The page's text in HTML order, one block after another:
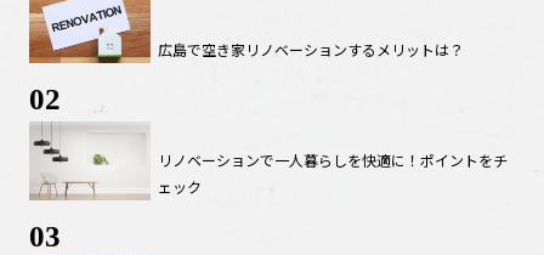
広島で空き家リノベーションするメリットは？
02
リノベーションで一人暮らしを快適に！ポイントをチ
ェック
03